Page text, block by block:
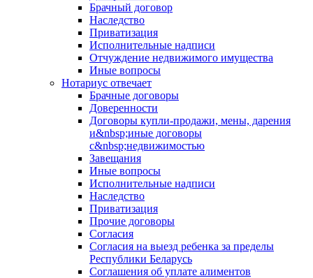
Брачный договор
Наследство
Приватизация
Исполнительные надписи
Отчуждение недвижимого имущества
Иные вопросы
Нотариус отвечает
Брачные договоры
Доверенности
Договоры купли-продажи, мены, дарения
и&nbsp;иные договоры
с&nbsp;недвижимостью
Завещания
Иные вопросы
Исполнительные надписи
Наследство
Приватизация
Прочие договоры
Согласия
Согласия на выезд ребенка за пределы
Республики Беларусь
Соглашения об уплате алиментов